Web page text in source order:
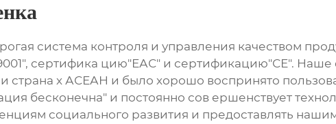
система контроля и управления качеством
сертифика цию"ЕАС" и сертификацию"СЕ".
страна х АСЕАН и было хорошо воспринято
бесконечна" и постоянно сов ершенствует
социального развития и предоставлять